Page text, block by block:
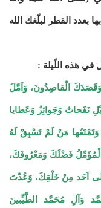
بعدد القطر لبلّغك الله
هذه اللّيلة :
الْقاصِدُونَ، وَاَمَّلَ
نَفَحاتٌ وَجَوائِزُ وَعَطايا
مَنْ لَمْ تَسْبِقْ لَهُ
الْمُؤَمِّلُ فَضْلَكَ وَمَعْرُوفَكَ،
اَحَد مِنْ خَلْقِكَ، وَعُدْتَ
وَآلِ مُحَمَّد الطَّيِّبينَ